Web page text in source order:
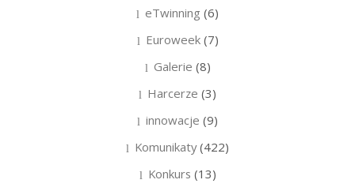
eTwinning (6)
Euroweek(7)
Galerie (8)
Harcerze (3)
innowacje (9)
Komunikaty(422)
Konkurs (13)